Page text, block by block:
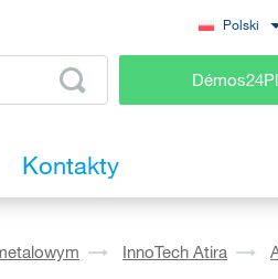
Polski
Kontakty
InnoTech Atira